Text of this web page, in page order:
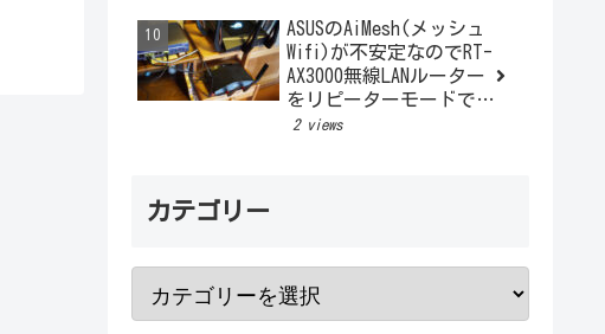
ASUSのAiMesh(メッシュ
Wifi)が不安定なのでRT-
AX3000無線LANルーター
をリピーターモードで利
用する
2 views
カテゴリー